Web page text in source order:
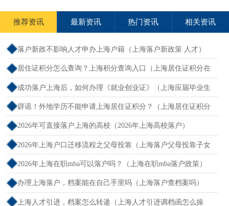
推荐资讯 最新资讯 热门资讯 相关资讯
落户新政不影响人才申办上海户籍（上海落户新政策 人才）
居住证积分怎么查询？上海积分查询入口（上海居住证积分在
哪查）
成功落户上海后，如何办理《就业创业证》（上海应届毕业生
创业落户）
辟谣！外地学历不能申请上海居住证积分？（上海居住证积分
外地大专可以吗）
2026年可直接落户上海的高校（2026年上海高校落户）
2026年上海户口迁移流程之父母投靠（上海落户父母投靠子女
需多长时间）
2026年上海在职mba可以落户吗？（上海在职mba落户政策）
办理上海落户，档案能在自己手里吗（上海落户查档案吗）
上海人才引进，档案怎么转递（上海人才引进调档函怎么操